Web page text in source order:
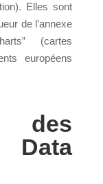
Elles sont
de l’annexe
(cartes
européens
des
Data